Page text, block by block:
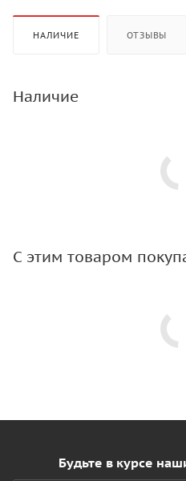
НАЛИЧИЕ ОТЗЫВЫ
Наличие
С этим товаром
Будьте в курсе